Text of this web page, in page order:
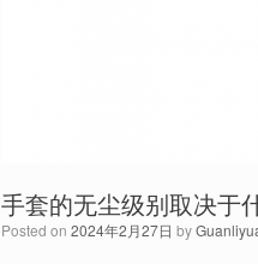
手套的无尘级别取决于
Posted on 2024年2月27日 by